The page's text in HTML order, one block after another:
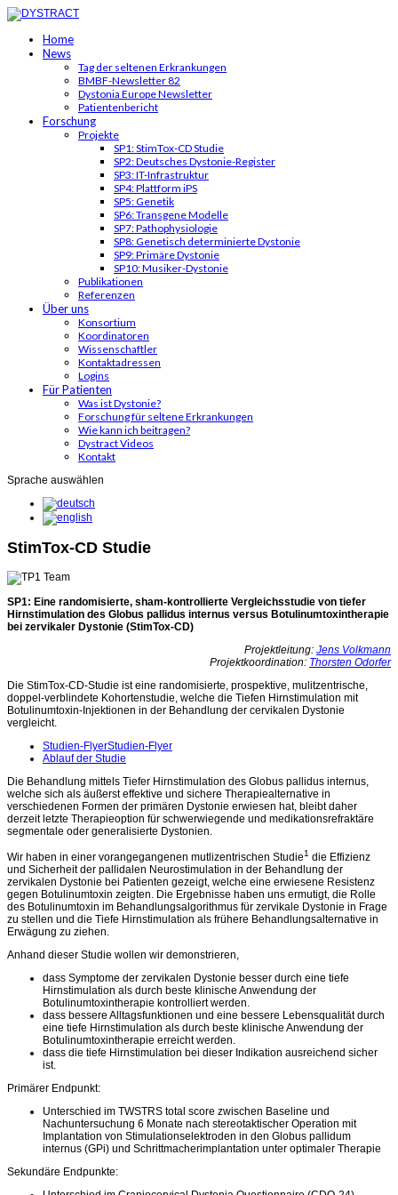
Home
News
Tag der seltenen Erkrankungen
BMBF-Newsletter 82
Dystonia Europe Newsletter
Patientenbericht
Forschung
Projekte
SP1: StimTox-CD Studie
SP2: Deutsches Dystonie-Register
SP3: IT-Infrastruktur
SP4: Plattform iPS
SP5: Genetik
SP6: Transgene Modelle
SP7: Pathophysiologie
SP8: Genetisch determinierte Dystonie
SP9: Primäre Dystonie
SP10: Musiker-Dystonie
Publikationen
Referenzen
Über uns
Konsortium
Koordinatoren
Wissenschaftler
Kontaktadressen
Logins
Für Patienten
Was ist Dystonie?
Forschung für seltene Erkrankungen
Wie kann ich beitragen?
Dystract Videos
Kontakt
Sprache auswählen
StimTox-CD Studie
SP1: Eine randomisierte, sham-kontrollierte Vergleichsstudie von tiefer
Hirnstimulation des Globus pallidus internus versus Botulinumtoxintherapie
bei zervikaler Dystonie (StimTox-CD)
Projektleitung: Jens Volkmann
Projektkoordination: Thorsten Odorfer
Die StimTox-CD-Studie ist eine randomisierte, prospektive, mulitzentrische,
doppel-verblindete Kohortenstudie, welche die Tiefen Hirnstimulation mit
Botulinumtoxin-Injektionen in der Behandlung der cervikalen Dystonie
vergleicht.
Studien-FlyerStudien-Flyer
Ablauf der Studie
Die Behandlung mittels Tiefer Hirnstimulation des Globus pallidus internus,
welche sich als äußerst effektive und sichere Therapiealternative in
verschiedenen Formen der primären Dystonie erwiesen hat, bleibt daher
derzeit letzte Therapieoption für schwerwiegende und medikationsrefraktäre
segmentale oder generalisierte Dystonien.
Wir haben in einer vorangegangenen mutlizentrischen Studie1 die Effizienz
und Sicherheit der pallidalen Neurostimulation in der Behandlung der
zervikalen Dystonie bei Patienten gezeigt, welche eine erwiesene Resistenz
gegen Botulinumtoxin zeigten. Die Ergebnisse haben uns ermutigt, die Rolle
des Botulinumtoxin im Behandlungsalgorithmus für zervikale Dystonie in Frage
zu stellen und die Tiefe Hirnstimulation als frühere Behandlungsalternative in
Erwägung zu ziehen.
Anhand dieser Studie wollen wir demonstrieren,
dass Symptome der zervikalen Dystonie besser durch eine tiefe
Hirnstimulation als durch beste klinische Anwendung der
Botulinumtoxintherapie kontrolliert werden.
dass bessere Alltagsfunktionen und eine bessere Lebensqualität durch
eine tiefe Hirnstimulation als durch beste klinische Anwendung der
Botulinumtoxintherapie erreicht werden.
dass die tiefe Hirnstimulation bei dieser Indikation ausreichend sicher
ist.
Primärer Endpunkt:
Unterschied im TWSTRS total score zwischen Baseline und
Nachuntersuchung 6 Monate nach stereotaktischer Operation mit
Implantation von Stimulationselektroden in den Globus pallidum
internus (GPi) und Schrittmacherimplantation unter optimaler Therapie
Sekundäre Endpunkte: